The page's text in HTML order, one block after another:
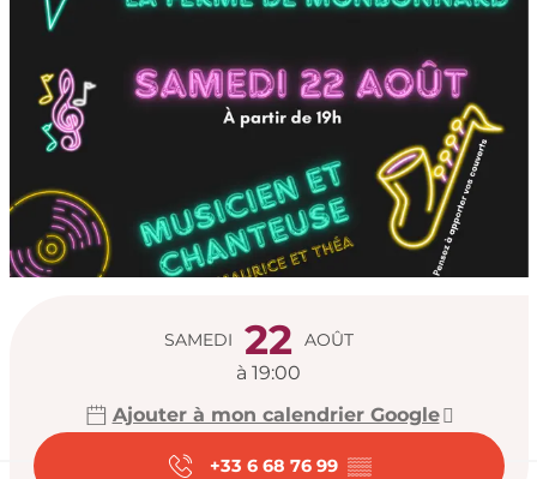
Ouverture et
SAMEDI 22 AOÛT
à 19:00
Ajouter à mon calendrier Google
+33 6 68 76 99 ▒▒